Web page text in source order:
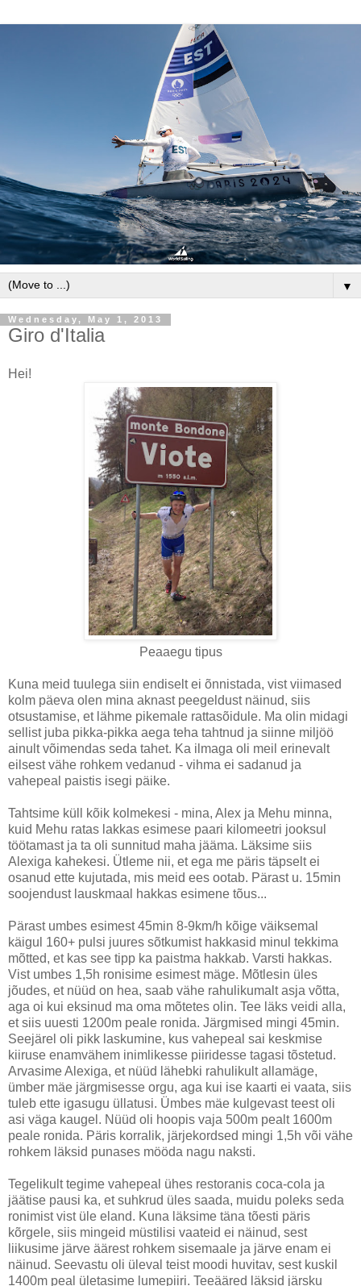
▼
Wednesday, May 1, 2013
Giro d'Italia
Hei!
Peaaegu tipus
Kuna meid tuulega siin endiselt ei õnnistada, vist viimased
kolm päeva olen mina aknast peegeldust näinud, siis
otsustamise, et lähme pikemale rattasõidule. Ma olin midagi
sellist juba pikka-pikka aega teha tahtnud ja siinne miljöö
ainult võimendas seda tahet. Ka ilmaga oli meil erinevalt
eilsest vähe rohkem vedanud - vihma ei sadanud ja
vahepeal paistis isegi päike.
Tahtsime küll kõik kolmekesi - mina, Alex ja Mehu minna,
kuid Mehu ratas lakkas esimese paari kilomeetri jooksul
töötamast ja ta oli sunnitud maha jääma. Läksime siis
Alexiga kahekesi. Ütleme nii, et ega me päris täpselt ei
osanud ette kujutada, mis meid ees ootab. Pärast u. 15min
soojendust lauskmaal hakkas esimene tõus...
Pärast umbes esimest 45min 8-9km/h kõige väiksemal
käigul 160+ pulsi juures sõtkumist hakkasid minul tekkima
mõtted, et kas see tipp ka paistma hakkab. Varsti hakkas.
Vist umbes 1,5h ronisime esimest mäge. Mõtlesin üles
jõudes, et nüüd on hea, saab vähe rahulikumalt asja võtta,
aga oi kui eksinud ma oma mõtetes olin. Tee läks veidi alla,
et siis uuesti 1200m peale ronida. Järgmised mingi 45min.
Seejärel oli pikk laskumine, kus vahepeal sai keskmise
kiiruse enamvähem inimlikesse piiridesse tagasi tõstetud.
Arvasime Alexiga, et nüüd lähebki rahulikult allamäge,
ümber mäe järgmisesse orgu, aga kui ise kaarti ei vaata, siis
tuleb ette igasugu üllatusi. Ümbes mäe kulgevast teest oli
asi väga kaugel. Nüüd oli hoopis vaja 500m pealt 1600m
peale ronida. Päris korralik, järjekordsed mingi 1,5h või vähe
rohkem läksid punases mööda nagu naksti.
Tegelikult tegime vahepeal ühes restoranis coca-cola ja
jäätise pausi ka, et suhkrud üles saada, muidu poleks seda
ronimist vist üle eland. Kuna läksime täna tõesti päris
kõrgele, siis mingeid müstilisi vaateid ei näinud, sest
liikusime järve äärest rohkem sisemaale ja järve enam ei
näinud. Seevastu oli üleval teist moodi huvitav, sest kuskil
1400m peal ületasime lumepiiri. Teeääred läksid järsku